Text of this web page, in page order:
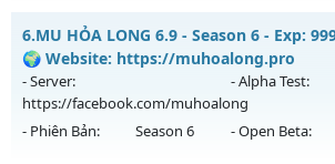
Kiểu reset: Non Reset
Thể loại: Mu Nguyên bản Webzen
Antihack: Xshiel
__MU TRUỜNG KỲ__ - CAM KẾT LÂU DÀI
Mu mới ra tháng 08 2026 - Mở máy chủ
ngày 03/08/2626
Exp: 200x - Drop: 20%
6.MU HỎA LONG 6.9 - Season 6 - Exp:
🌍 Website: https://muhoalong.pro
- Server:
https://facebook.com/muhoalong
- Alpha Test:
- Phiên Bản: Season 6 - Open Beta: